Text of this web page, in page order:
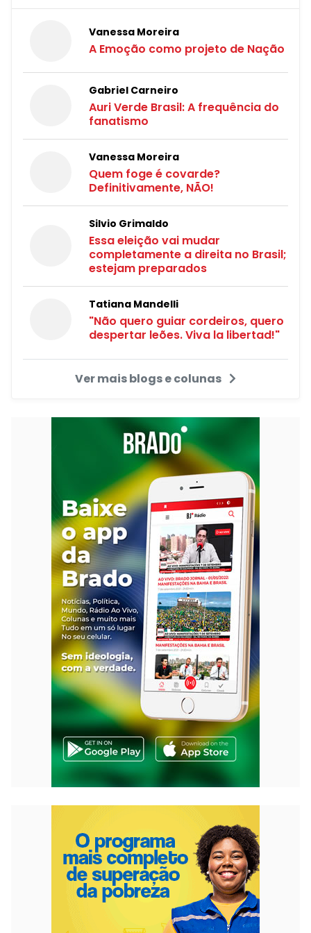
Vanessa Moreira
A Emoção como projeto de Nação
Gabriel Carneiro
Auri Verde Brasil: A frequência do
fanatismo
Vanessa Moreira
Quem foge é covarde?
Definitivamente, NÃO!
Silvio Grimaldo
Essa eleição vai mudar
completamente a direita no Brasil;
estejam preparados
Tatiana Mandelli
"Não quero guiar cordeiros, quero
despertar leões. Viva la libertad!"
Ver mais blogs e colunas